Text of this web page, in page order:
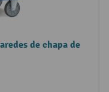
de chapa de